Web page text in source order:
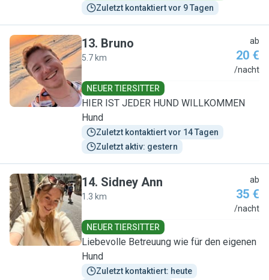
Zuletzt kontaktiert vor 9 Tagen
B
13. Bruno
5.7 km
ab
20 €
/nacht
NEUER TIERSITTER
HIER IST JEDER HUND WILLKOMMEN
Hund
Zuletzt kontaktiert vor 14 Tagen
Zuletzt aktiv: gestern
S
14. Sidney Ann
1.3 km
ab
35 €
/nacht
NEUER TIERSITTER
Liebevolle Betreuung wie für den eigenen
Hund
Zuletzt kontaktiert: heute